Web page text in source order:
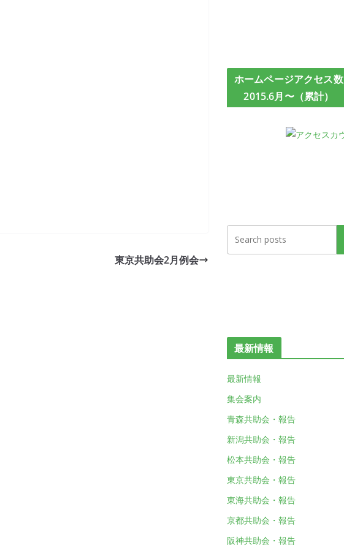
東京共助会2月例会
ホームページアクセス数
2015.6月〜（累計）
最新情報
最新情報
集会案内
青森共助会・報告
新潟共助会・報告
松本共助会・報告
東京共助会・報告
東海共助会・報告
京都共助会・報告
阪神共助会・報告